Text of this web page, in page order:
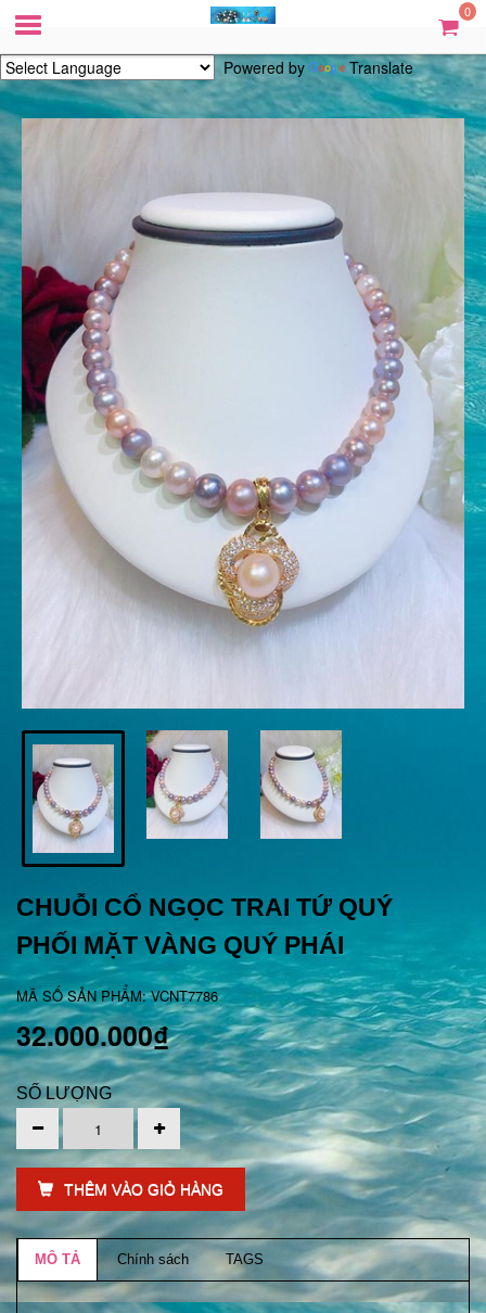
0
Powered by Translate
CHUỖI CỔ NGỌC TRAI TỨ QUÝ
PHỐI MẶT VÀNG QUÝ PHÁI
MÃ SỐ SẢN PHẨM: VCNT7786
32.000.000₫
SỐ LƯỢNG
THÊM VÀO GIỎ HÀNG
MÔ TẢ Chính sách TAGS